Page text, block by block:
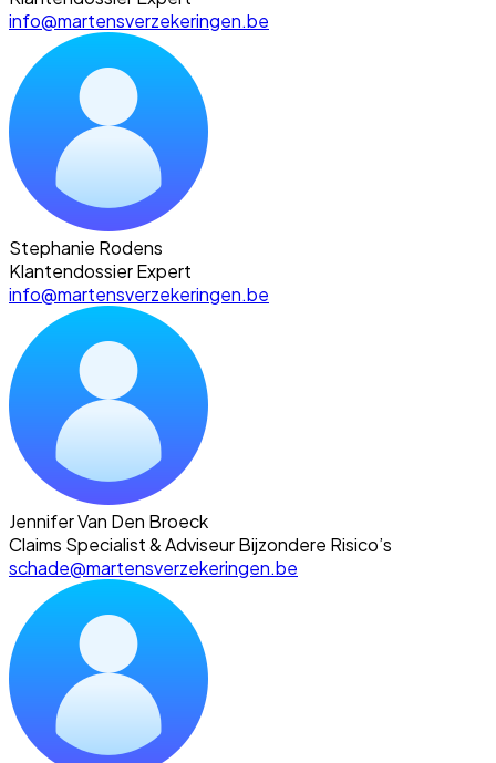
info@martensverzekeringen.be
Stephanie Rodens
Klantendossier Expert
info@martensverzekeringen.be
Jennifer Van Den Broeck
Claims Specialist & Adviseur Bijzondere Risico’s
schade@martensverzekeringen.be